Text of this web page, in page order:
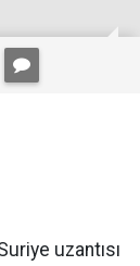
uzantısı